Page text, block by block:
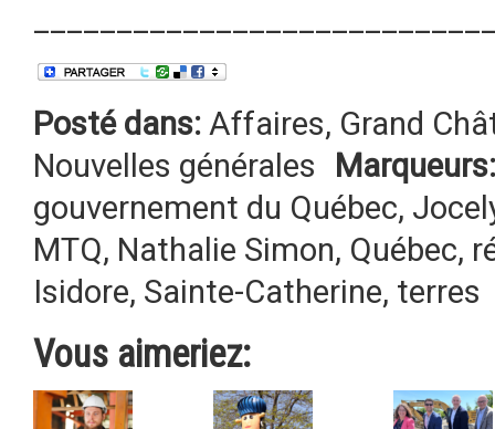
Posté dans: Affaires, Grand
Nouvelles générales
Marqueurs:
gouvernement du Québec,
MTQ, Nathalie Simon, Québec,
Isidore, Sainte-Catherine, terres
Vous aimeriez: